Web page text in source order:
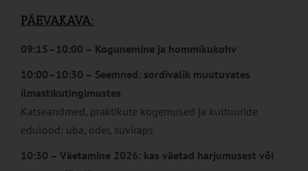
PÄEVAKAVA:
09:15–10:00 – Kogunemine ja hommikukohv
10:00–10:30 – Seemned: sordivalik muutuvates
ilmastikutingimustes
Katseandmed, praktikute kogemused ja kultuuride
edulood: uba, oder, suviraps
10:30 – Väetamine 2026: kas väetad harjumusest või